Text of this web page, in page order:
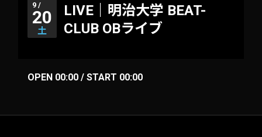
9 /
20
土
LIVE｜明治大学 BEAT-
CLUB OBライブ
OPEN 00:00 / START 00:00